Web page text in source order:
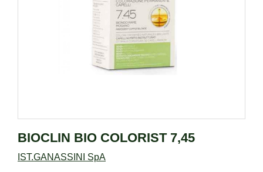
BIOCLIN BIO COLORIST 7,45
IST.GANASSINI SpA